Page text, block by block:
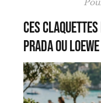
Ces claquettes
Prada ou